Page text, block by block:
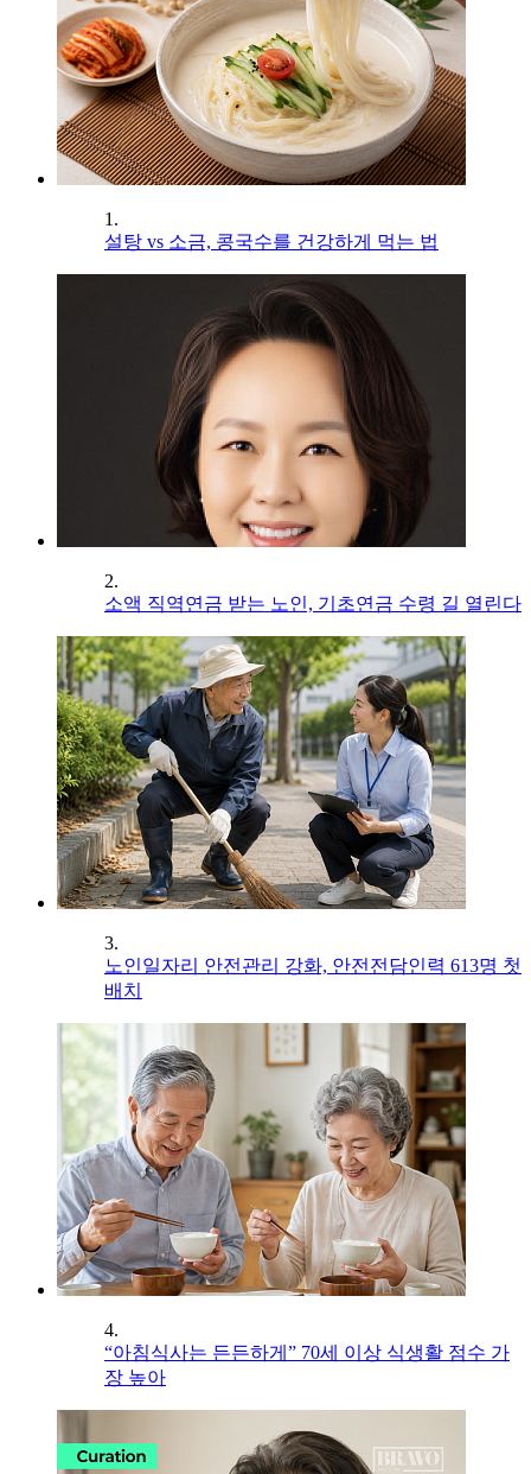
1.
설탕 vs 소금, 콩국수를 건강하게 먹는 법
2.
소액 직역연금 받는 노인, 기초연금 수령 길 열린다
3.
노인일자리 안전관리 강화, 안전전담인력 613명 첫
배치
4.
“아침식사는 든든하게” 70세 이상 식생활 점수 가
장 높아